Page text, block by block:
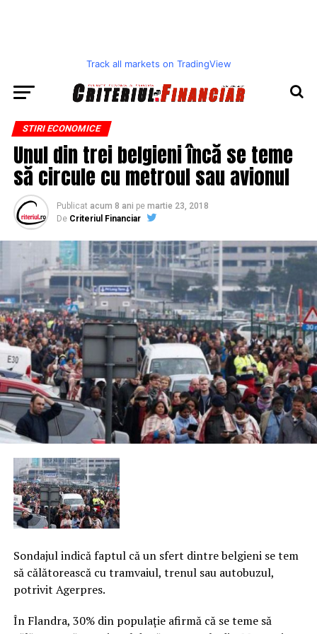
Track all markets on TradingView
STIRI ECONOMICE
Unul din trei belgieni încă se teme
să circule cu metroul sau avionul
Publicat acum 8 ani pe martie 23, 2018
De Criteriul Financiar
Sondajul indică faptul că un sfert dintre belgieni se tem
să călătorească cu tramvaiul, trenul sau autobuzul,
potrivit Agerpres.
În Flandra, 30% din populaţie afirmă că se teme să